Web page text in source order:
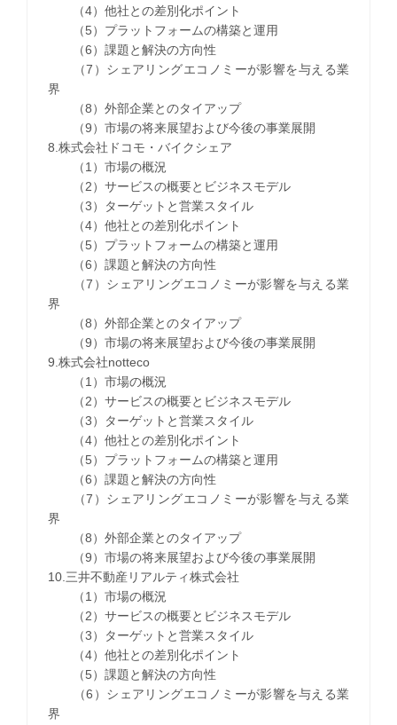
（4）他社との差別化ポイント
（5）プラットフォームの構築と運用
（6）課題と解決の方向性
（7）シェアリングエコノミーが影響を与える業
界
（8）外部企業とのタイアップ
（9）市場の将来展望および今後の事業展開
8.株式会社ドコモ・バイクシェア
（1）市場の概況
（2）サービスの概要とビジネスモデル
（3）ターゲットと営業スタイル
（4）他社との差別化ポイント
（5）プラットフォームの構築と運用
（6）課題と解決の方向性
（7）シェアリングエコノミーが影響を与える業
界
（8）外部企業とのタイアップ
（9）市場の将来展望および今後の事業展開
9.株式会社notteco
（1）市場の概況
（2）サービスの概要とビジネスモデル
（3）ターゲットと営業スタイル
（4）他社との差別化ポイント
（5）プラットフォームの構築と運用
（6）課題と解決の方向性
（7）シェアリングエコノミーが影響を与える業
界
（8）外部企業とのタイアップ
（9）市場の将来展望および今後の事業展開
10.三井不動産リアルティ株式会社
（1）市場の概況
（2）サービスの概要とビジネスモデル
（3）ターゲットと営業スタイル
（4）他社との差別化ポイント
（5）課題と解決の方向性
（6）シェアリングエコノミーが影響を与える業
界